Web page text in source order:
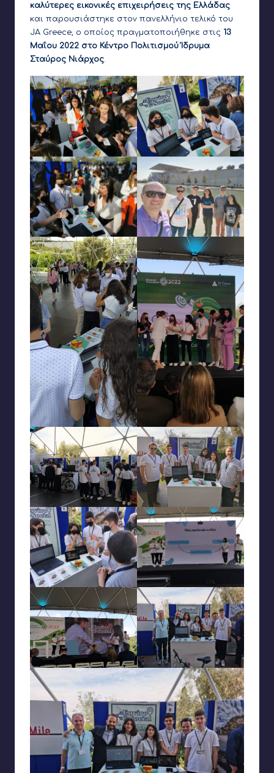
καλύτερες εικονικές επιχειρήσεις της Ελλάδας
και παρουσιάστηκε στον πανελλήνιο τελικό του
JA Greece, ο οποίος πραγματοποιήθηκε στις 13
Μαΐου 2022 στο Κέντρο Πολιτισμού Ίδρυμα
Σταύρος Νιάρχος.